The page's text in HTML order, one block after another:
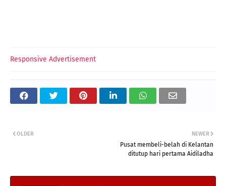
Responsive Advertisement
NEWER
Pusat membeli-belah di Kelantan
ditutup hari pertama Aidiladha
OLDER